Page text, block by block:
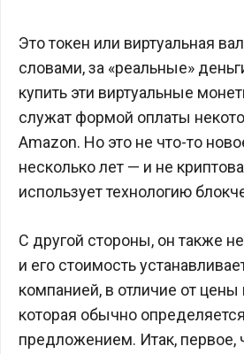
Это токен или виртуальная
словами, за «реальные»
купить эти виртуальные
служат формой оплаты
Amazon. Но это не что-то
несколько лет — и не
использует технологию
С другой стороны, он также
и его стоимость
компанией, в отличие от цены
которая обычно
предложением. Итак,